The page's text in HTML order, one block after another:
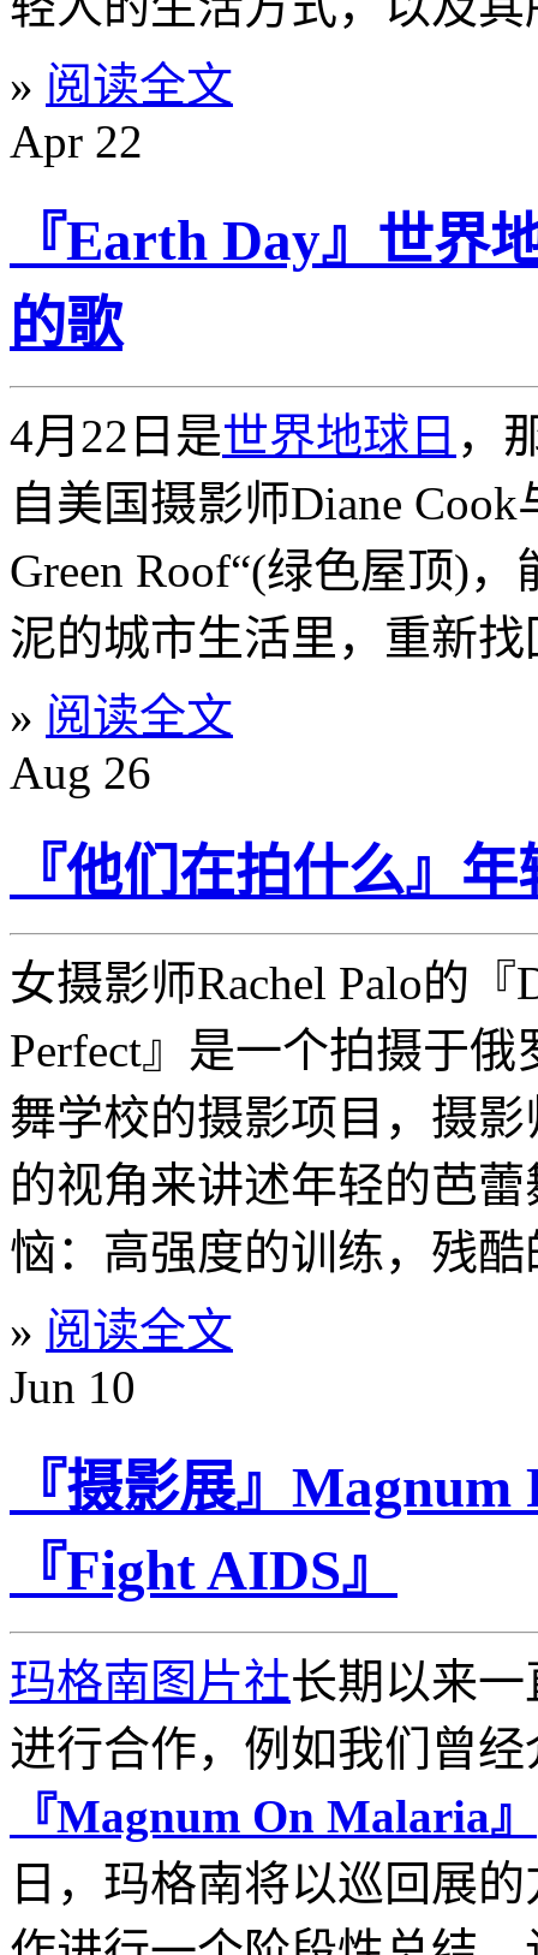
» 阅读全文
Apr 22
『Earth Day』世界
的歌
4月22日是世界地球日 ，
自美国摄影师Diane Cook
Green Roof“(绿色屋顶)
泥的城市生活里，重新
» 阅读全文
Aug 26
『他们在拍什么』
女摄影师Rachel Palo的『
Perfect』是一个拍摄于俄
舞学校的摄影项目，摄
的视角来讲述年轻的芭
恼：高强度的训练，残
» 阅读全文
Jun 10
『摄影展』
『Fight AIDS』
玛格南图片社长期以来
进行合作，例如我们曾
『Magnum On Malaria』
日，玛格南将以巡回展